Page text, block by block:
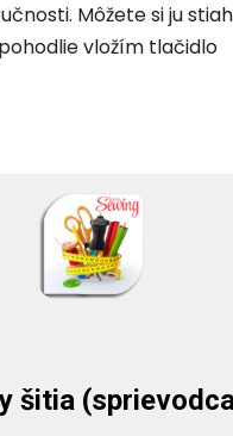
Môžete si ju
vložím tlačidlo
šitia